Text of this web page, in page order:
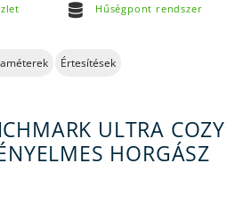
Hűségpont rendszer
Értesítések
ULTRA COZY
HORGÁSZ